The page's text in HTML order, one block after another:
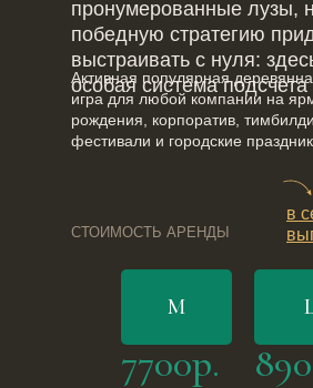
M
7700р.
СТОИМОСТЬ АРЕНДЫ
пронумерованные лузы,
победную стратегию
выстраивать с нуля:
особая система
Активная популярная
игра для любой компании на
рождения, корпоратив,
фестивали и городские
в